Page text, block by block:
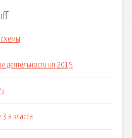
схемы
деятельности ип 2015
а класса